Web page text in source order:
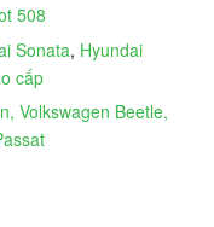
508
Sonata, Hyundai
cấp
Volkswagen Beetle,